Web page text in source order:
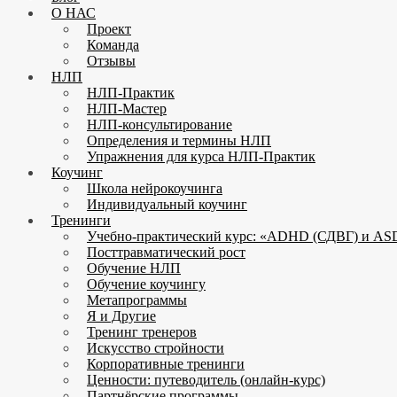
О НАС
Проект
Команда
Отзывы
НЛП
НЛП-Практик
НЛП-Мастер
НЛП-консультирование
Определения и термины НЛП
Упражнения для курса НЛП-Практик
Коучинг
Школа нейрокоучинга
Индивидуальный коучинг
Тренинги
Учебно-практический курс: «ADHD (СДВГ) и
Посттравматический рост
Обучение НЛП
Обучение коучингу
Метапрограммы
Я и Другие
Тренинг тренеров
Искусство стройности
Корпоративные тренинги
Ценности: путеводитель (онлайн-курс)